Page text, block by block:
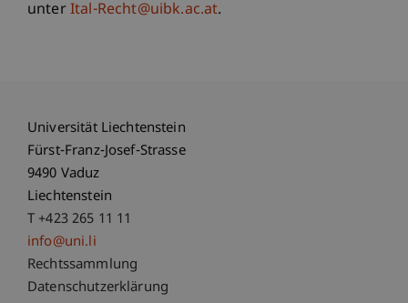
unterItal-Recht@uibk.ac.at.
Universität Liechtenstein
Fürst-Franz-Josef-Strasse
9490 Vaduz
Liechtenstein
T +423 265 11 11
info@uni.li
Fußzeile Rechtliche Hinweise
Rechtssammlung
Datenschutzerklärung